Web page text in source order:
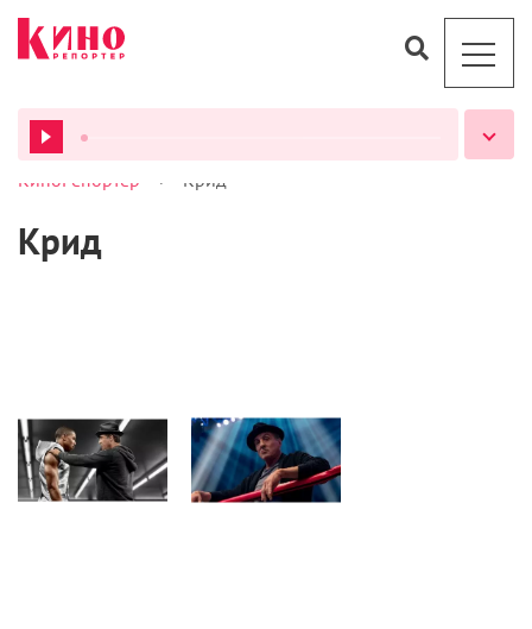
ВСЕ ПОДКАСТЫ
КиноРепортер > Крид
Крид